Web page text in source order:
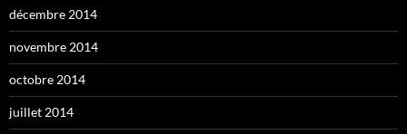
décembre 2014
novembre 2014
octobre 2014
juillet 2014